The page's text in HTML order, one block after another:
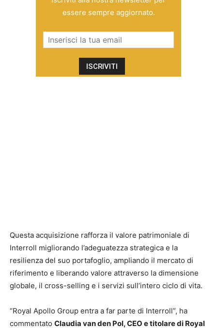
essere sempre aggiornato.
Questa acquisizione rafforza il valore patrimoniale di
Interroll migliorando l’adeguatezza strategica e la
resilienza del suo portafoglio, ampliando il mercato di
riferimento e liberando valore attraverso la dimensione
globale, il cross-selling e i servizi sull’intero ciclo di vita.
“Royal Apollo Group entra a far parte di Interroll”, ha
commentato Claudia van den Pol, CEO e titolare di Royal